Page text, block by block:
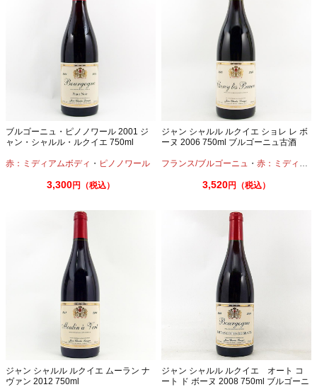
ブルゴーニュ・ピノノワール 2001 ジ
ャン・シャルル・ルクイエ 750ml
赤：ミディアムボディ ・ ピノノワール
3,300円（税込）
ジャン シャルル ルクイエ ショレ レ ボ
ーヌ 2006 750ml ブルゴーニュ古酒
フランス/ブルゴーニュ ・赤：ミディアムボディ
3,520円（税込）
ジャン シャルル ルクイエ ムーラン ナ
ヴァン 2012 750ml
ジャン シャルル ルクイエ オート コ
ート ド ボーヌ 2008 750ml ブルゴーニ